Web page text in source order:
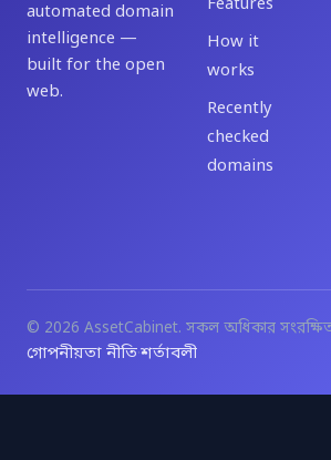
automated domain
intelligence —
built for the open
web.
Features
How it
works
Recently
checked
domains
© 2026 AssetCabinet. সকল অধিকার
গোপনীয়তা নীতি·শর্তাবলী